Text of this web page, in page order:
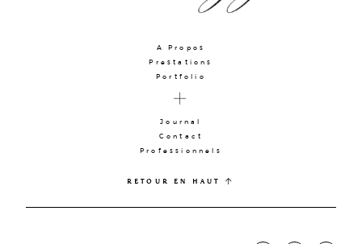
A Propos
Prestations
Portfolio
Journal
Contact
Professionnels
RETOUR EN HAUT